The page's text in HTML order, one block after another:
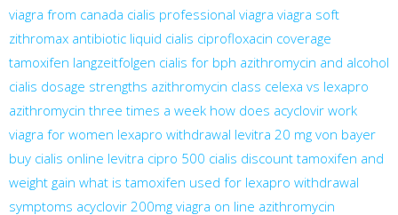
viagra from canada cialis professional viagra viagra soft
zithromax antibiotic liquid cialis ciprofloxacin coverage
tamoxifen langzeitfolgen cialis for bph azithromycin and alcohol
cialis dosage strengths azithromycin class celexa vs lexapro
azithromycin three times a week how does acyclovir work
viagra for women lexapro withdrawal levitra 20 mg von bayer
buy cialis online levitra cipro 500 cialis discount tamoxifen and
weight gain what is tamoxifen used for lexapro withdrawal
symptoms acyclovir 200mg viagra on line azithromycin